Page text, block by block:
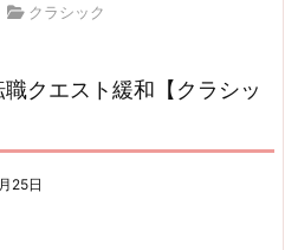
クラシック
クエスト緩和【クラシッ
25日